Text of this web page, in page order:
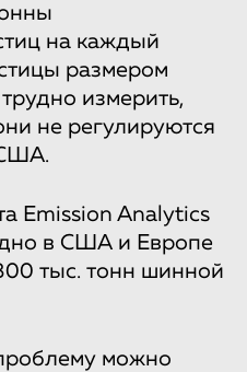
на каждый
размером
измерить,
не регулируются
Emission Analytics
в США и Европе
тыс. тонн шинной
можно